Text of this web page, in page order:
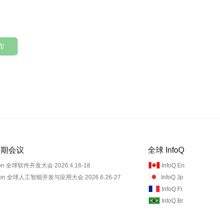
会议
全球软件开发大会 2026.4.16-18
全球人工智能开发与应用大会 2026.6.26-27
全球 InfoQ
InfoQ En
InfoQ Jp
InfoQ Fr
InfoQ Br